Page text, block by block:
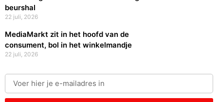
beurshal
22 juli, 2026
MediaMarkt zit in het hoofd van de
consument, bol in het winkelmandje
22 juli, 2026